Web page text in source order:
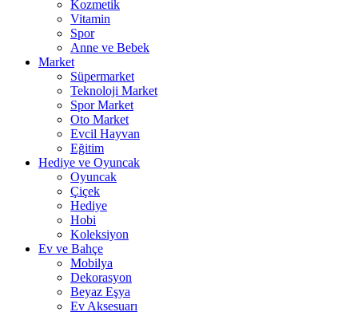
Kozmetik
Vitamin
Spor
Anne ve Bebek
Market
Süpermarket
Teknoloji Market
Spor Market
Oto Market
Evcil Hayvan
Eğitim
Hediye ve Oyuncak
Oyuncak
Çiçek
Hediye
Hobi
Koleksiyon
Ev ve Bahçe
Mobilya
Dekorasyon
Beyaz Eşya
Ev Aksesuarı